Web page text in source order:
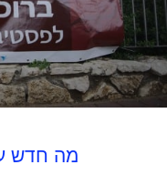
מה חדש